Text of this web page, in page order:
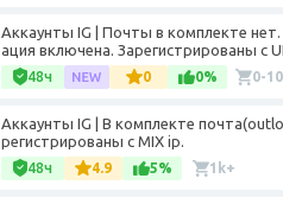
Аккаунты IG | Почты в комплекте
ация включена. Зарегистрированы с
48ч 0 0% 0-10
Аккаунты IG | В комплекте
регистрированы с MIX ip.
48ч 4.9 5% 1k+